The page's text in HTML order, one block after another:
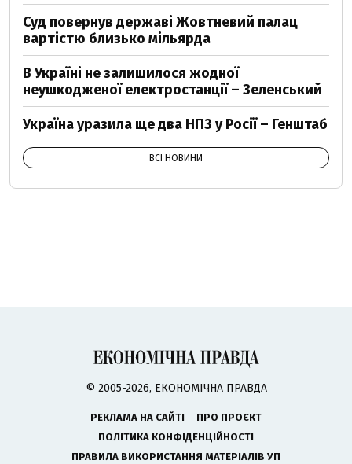
Суд повернув державі Жовтневий палац
вартістю близько мільярда
В Україні не залишилося жодної
неушкодженої електростанції – Зеленський
Україна уразила ще два НПЗ у Росії – Генштаб
ВСІ НОВИНИ
© 2005-2026, ЕКОНОМІЧНА ПРАВДА
РЕКЛАМА НА САЙТІ
ПРО ПРОЄКТ
ПОЛІТИКА КОНФІДЕНЦІЙНОСТІ
ПРАВИЛА ВИКОРИСТАННЯ МАТЕРІАЛІВ УП